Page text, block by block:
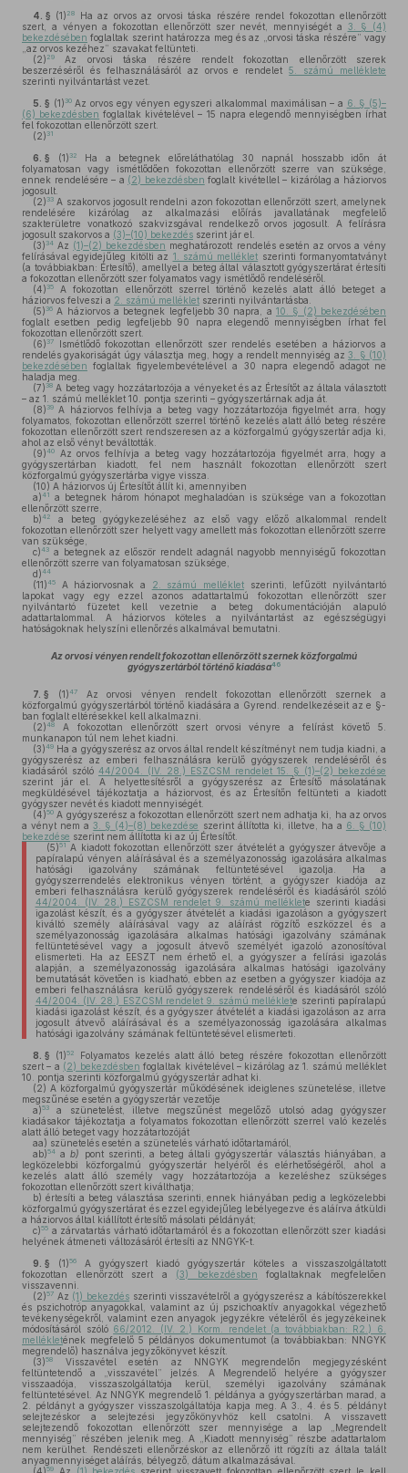
4. § (1) 28
Ha az orvos az orvosi táska részére rendel fokozottan ellenőrzött
szert, a vényen a fokozottan ellenőrzött szer nevét, mennyiségét a 3. § (4)
bekezdésében foglaltak szerint határozza meg és az „orvosi táska részére” vagy
„az orvos kezéhez” szavakat feltünteti.
(2) 29
Az orvosi táska részére rendelt fokozottan ellenőrzött szerek
beszerzéséről és felhasználásáról az orvos e rendelet
5. számú melléklete
szerinti nyilvántartást vezet.
5. § (1) 30Az orvos egy vényen egyszeri alkalommal maximálisan – a 6. § (5)–
(6) bekezdésben foglaltak kivételével – 15 napra elegendő mennyiségben írhat
fel fokozottan ellenőrzött szert.
(2) 31
6. § (1) 32
Ha a betegnek előreláthatólag 30 napnál hosszabb időn át
folyamatosan vagy ismétlődően fokozottan ellenőrzött szerre van szüksége,
ennek rendelésére – a (2) bekezdésben foglalt kivétellel – kizárólag a háziorvos
jogosult.
(2) 33 A szakorvos jogosult rendelni azon fokozottan ellenőrzött szert, amelynek
rendelésére kizárólag az alkalmazási előírás javallatának megfelelő
szakterületre vonatkozó szakvizsgával rendelkező orvos jogosult. A felírásra
jogosult szakorvos a (3)–(10) bekezdés szerint jár el.
(3) 34 Az (1)–(2) bekezdésben meghatározott rendelés esetén az orvos a vény
felírásával egyidejűleg kitölti az 1. számú melléklet szerinti formanyomtatványt
(a továbbiakban: Értesítő), amellyel a beteg által választott gyógyszertárat értesíti
a fokozottan ellenőrzött szer folyamatos vagy ismétlődő rendeléséről.
(4) 35
A fokozottan ellenőrzött szerrel történő kezelés alatt álló beteget a
háziorvos felveszi a 2. számú melléklet szerinti nyilvántartásba.
(5) 36 A háziorvos a betegnek legfeljebb 30 napra, a 10. § (2) bekezdésében
foglalt esetben pedig legfeljebb 90 napra elegendő mennyiségben írhat fel
fokozottan ellenőrzött szert.
(6) 37
Ismétlődő fokozottan ellenőrzött szer rendelés esetében a háziorvos a
rendelés gyakoriságát úgy választja meg, hogy a rendelt mennyiség az3. § (10)
bekezdésében foglaltak figyelembevételével a 30 napra elegendő adagot ne
haladja meg.
(7) 38 A beteg vagy hozzátartozója a vényeket és az Értesítőt az általa választott
– az 1. számú melléklet 10. pontja szerinti – gyógyszertárnak adja át.
(8) 39 A háziorvos felhívja a beteg vagy hozzátartozója figyelmét arra, hogy
folyamatos, fokozottan ellenőrzött szerrel történő kezelés alatt álló beteg részére
fokozottan ellenőrzött szert rendszeresen az a közforgalmú gyógyszertár adja ki,
ahol az első vényt beváltották.
(9)40
Az orvos felhívja a beteg vagy hozzátartozója figyelmét arra, hogy a
gyógyszertárban kiadott, fel nem használt fokozottan ellenőrzött szert
közforgalmú gyógyszertárba vigye vissza.
(10) A háziorvos új Értesítőt állít ki, amennyiben
a)41
a betegnek három hónapot meghaladóan is szüksége van a fokozottan
ellenőrzött szerre,
b)42
a beteg gyógykezeléséhez az első vagy előző alkalommal rendelt
fokozottan ellenőrzött szer helyett vagy amellett más fokozottan ellenőrzött szerre
van szüksége,
c)43 a betegnek az először rendelt adagnál nagyobb mennyiségű fokozottan
ellenőrzött szerre van folyamatosan szüksége,
d)44
(11)45 A háziorvosnak a 2. számú melléklet szerinti, lefűzött nyilvántartó
lapokat vagy egy ezzel azonos adattartalmú fokozottan ellenőrzött szer
nyilvántartó füzetet kell vezetnie a beteg dokumentációján alapuló
adattartalommal. A háziorvos köteles a nyilvántartást az egészségügyi
hatóságoknak helyszíni ellenőrzés alkalmával bemutatni.
Az orvosi vényen rendelt fokozottan ellenőrzött szernek közforgalmú
gyógyszertárból történő kiadása46
7. § (1)47Az orvosi vényen rendelt fokozottan ellenőrzött szernek a
közforgalmú gyógyszertárból történő kiadására a Gyrend. rendelkezéseit az e §-
ban foglalt eltérésekkel kell alkalmazni.
(2)48
A fokozottan ellenőrzött szert orvosi vényre a felírást követő 5.
munkanapon túl nem lehet kiadni.
(3)49 Ha a gyógyszerész az orvos által rendelt készítményt nem tudja kiadni, a
gyógyszerész az emberi felhasználásra kerülő gyógyszerek rendeléséről és
kiadásáról szóló 44/2004. (IV. 28.) ESZCSM rendelet 15. § (1)–(2) bekezdése
szerint jár el. A helyettesítésről a gyógyszerész az Értesítő másolatának
megküldésével tájékoztatja a háziorvost, és az Értesítőn feltünteti a kiadott
gyógyszer nevét és kiadott mennyiségét.
(4)50 A gyógyszerész a fokozottan ellenőrzött szert nem adhatja ki, ha az orvos
a vényt nem a3. § (4)–(8) bekezdése szerint állította ki, illetve, ha a 6. § (10)
bekezdése szerint nem állította ki az új Értesítőt.
(5)51 A kiadott fokozottan ellenőrzött szer átvételét a gyógyszer átvevője a
papíralapú vényen aláírásával és a személyazonosság igazolására alkalmas
hatósági igazolvány számának feltüntetésével igazolja. Ha a
gyógyszerrendelés elektronikus vényen történt, a gyógyszer kiadója az
emberi felhasználásra kerülő gyógyszerek rendeléséről és kiadásáról szóló
44/2004. (IV. 28.) ESZCSM rendelet 9. számú melléklete szerinti kiadási
igazolást készít, és a gyógyszer átvételét a kiadási igazoláson a gyógyszert
kiváltó személy aláírásával vagy az aláírást rögzítő eszközzel és a
személyazonosság igazolására alkalmas hatósági igazolvány számának
feltüntetésével vagy a jogosult átvevő személyét igazoló azonosítóval
elismerteti. Ha az EESZT nem érhető el, a gyógyszer a felírási igazolás
alapján, a személyazonosság igazolására alkalmas hatósági igazolvány
bemutatását követően is kiadható, ebben az esetben a gyógyszer kiadója az
emberi felhasználásra kerülő gyógyszerek rendeléséről és kiadásáról szóló
44/2004. (IV. 28.) ESZCSM rendelet 9. számú melléklete szerinti papíralapú
kiadási igazolást készít, és a gyógyszer átvételét a kiadási igazoláson az arra
jogosult átvevő aláírásával és a személyazonosság igazolására alkalmas
hatósági igazolvány számának feltüntetésével elismerteti.
8. § (1)52
Folyamatos kezelés alatt álló beteg részére fokozottan ellenőrzött
szert – a (2) bekezdésben foglaltak kivételével – kizárólag az 1. számú melléklet
10. pontja szerinti közforgalmú gyógyszertár adhat ki.
(2) A közforgalmú gyógyszertár működésének ideiglenes szünetelése, illetve
megszűnése esetén a gyógyszertár vezetője
a)53
a szünetelést, illetve megszűnést megelőző utolsó adag gyógyszer
kiadásakor tájékoztatja a folyamatos fokozottan ellenőrzött szerrel való kezelés
alatt álló beteget vagy hozzátartozóját
aa) szünetelés esetén a szünetelés várható időtartamáról,
ab)54 ab)
pont szerinti, a beteg általi gyógyszertár választás hiányában, a
legközelebbi közforgalmú gyógyszertár helyéről és elérhetőségéről, ahol a
kezelés alatt álló személy vagy hozzátartozója a kezeléshez szükséges
fokozottan ellenőrzött szert kiválthatja;
b) értesíti a beteg választása szerinti, ennek hiányában pedig a legközelebbi
közforgalmú gyógyszertárat és ezzel egyidejűleg lebélyegezve és aláírva átküldi
a háziorvos által kiállított értesítő másolati példányát;
c)55 a zárvatartás várható időtartamáról és a fokozottan ellenőrzött szer kiadási
helyének átmeneti változásáról értesíti az NNGYK-t.
9. § (1)56
A gyógyszert kiadó gyógyszertár köteles a visszaszolgáltatott
fokozottan ellenőrzött szert a (3) bekezdésben foglaltaknak megfelelően
visszavenni.
(2)57 Az (1) bekezdés szerinti visszavételről a gyógyszerész a kábítószerekkel
és pszichotróp anyagokkal, valamint az új pszichoaktív anyagokkal végezhető
tevékenységekről, valamint ezen anyagok jegyzékre vételéről és jegyzékeinek
módosításáról szóló 66/2012. (IV. 2.) Korm. rendelet (a továbbiakban: R2.) 6.
mellékletének megfelelő 5 példányos dokumentumot (a továbbiakban: NNGYK
megrendelő) használva jegyzőkönyvet készít.
(3)58
Visszavétel esetén az NNGYK megrendelőn megjegyzésként
feltüntetendő a „visszavétel” jelzés. A Megrendelő helyére a gyógyszer
visszaadója, visszaszolgáltatója kerül, személyi igazolvány számának
feltüntetésével. Az NNGYK megrendelő 1. példánya a gyógyszertárban marad, a
2. példányt a gyógyszer visszaszolgáltatója kapja meg. A 3., 4. és 5. példányt
selejtezéskor a selejtezési jegyzőkönyvhöz kell csatolni. A visszavett
selejtezendő fokozottan ellenőrzött szer mennyisége a lap „Megrendelt
mennyiség” részében jelenik meg. A „Kiadott mennyiség” részbe adattartalom
nem kerülhet. Rendészeti ellenőrzéskor az ellenőrző itt rögzíti az általa talált
anyagmennyiséget aláírás, bélyegző, dátum alkalmazásával.
59